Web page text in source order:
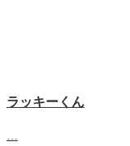
ラッキーくん